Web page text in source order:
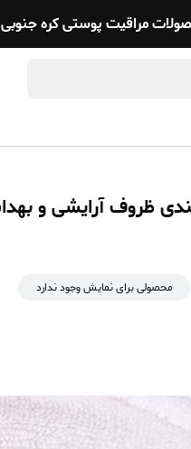
مراقیت پوستی کره جنوبی
ظروف آرایشی و
محصولی برای نمایش وجود ندارد